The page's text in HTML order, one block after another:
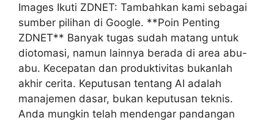
Images Ikuti ZDNET: Tambahkan kami sebagai
sumber pilihan di Google. **Poin Penting
ZDNET** Banyak tugas sudah matang untuk
diotomasi, namun lainnya berada di area abu-
abu. Kecepatan dan produktivitas bukanlah
akhir cerita. Keputusan tentang AI adalah
manajemen dasar, bukan keputusan teknis.
Anda mungkin telah mendengar pandangan